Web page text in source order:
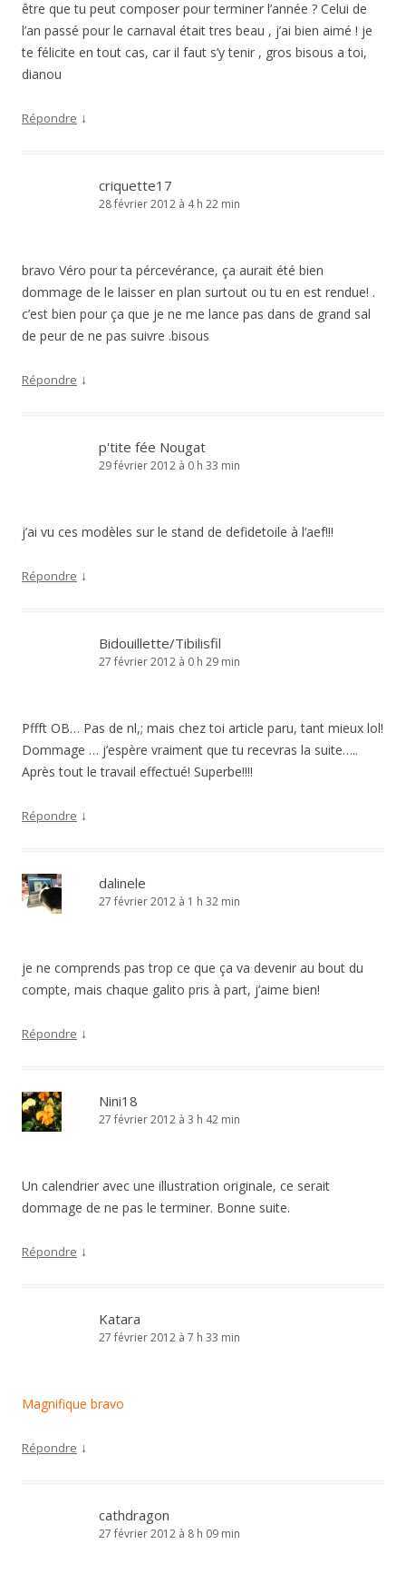
être que tu peut composer pour terminer l’année ? Celui de
l’an passé pour le carnaval était tres beau , j’ai bien aimé ! je
te félicite en tout cas, car il faut s’y tenir , gros bisous a toi,
dianou
Répondre ↓
criquette17
28 février 2012 à 4 h 22 min
bravo Véro pour ta pércevérance, ça aurait été bien
dommage de le laisser en plan surtout ou tu en est rendue! .
c’est bien pour ça que je ne me lance pas dans de grand sal
de peur de ne pas suivre .bisous
Répondre ↓
p'tite fée Nougat
29 février 2012 à 0 h 33 min
j’ai vu ces modèles sur le stand de defidetoile à l’aef!!!
Répondre ↓
Bidouillette/Tibilisfil
27 février 2012 à 0 h 29 min
Pffft OB… Pas de nl,; mais chez toi article paru, tant mieux lol!
Dommage … j’espère vraiment que tu recevras la suite…..
Après tout le travail effectué! Superbe!!!!
Répondre ↓
dalinele
27 février 2012 à 1 h 32 min
je ne comprends pas trop ce que ça va devenir au bout du
compte, mais chaque galito pris à part, j’aime bien!
Répondre ↓
Nini18
27 février 2012 à 3 h 42 min
Un calendrier avec une illustration originale, ce serait
dommage de ne pas le terminer. Bonne suite.
Répondre ↓
Katara
27 février 2012 à 7 h 33 min
Magnifique bravo
Répondre ↓
cathdragon
27 février 2012 à 8 h 09 min